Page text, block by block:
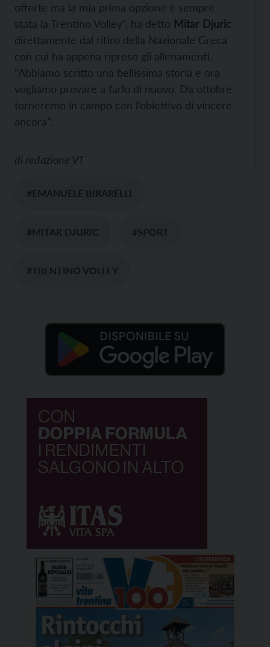
offerte ma la mia prima opzione è sempre
stata la Trentino Volley”, ha detto Mitar Djuric
direttamente dal ritiro della Nazionale Greca
con cui ha appena ripreso gli allenamenti.
“Abbiamo scritto una bellissima storia e ora
vogliamo provare a farlo di nuovo. Da ottobre
torneremo in campo con l’obiettivo di vincere
ancora”.
di redazione VT
#EMANUELE BIRARELLI
#MITAR DJURIC #SPORT
#TRENTINO VOLLEY